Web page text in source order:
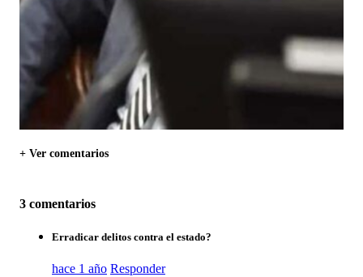
+ Ver comentarios
3 comentarios
Erradicar delitos contra el estado?
hace 1 año Responder